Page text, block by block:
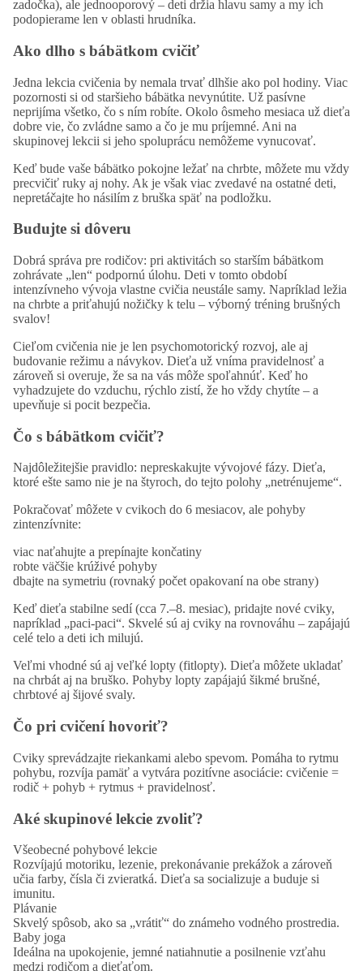
zadočka), ale jednooporový – deti držia hlavu samy a my ich
podopierame len v oblasti hrudníka.
Ako dlho s bábätkom cvičiť
Jedna lekcia cvičenia by nemala trvať dlhšie ako pol hodiny. Viac
pozornosti si od staršieho bábätka nevynútite. Už pasívne
neprijíma všetko, čo s ním robíte. Okolo ôsmeho mesiaca už dieťa
dobre vie, čo zvládne samo a čo je mu príjemné. Ani na
skupinovej lekcii si jeho spoluprácu nemôžeme vynucovať.
Keď bude vaše bábätko pokojne ležať na chrbte, môžete mu vždy
precvičiť ruky aj nohy. Ak je však viac zvedavé na ostatné deti,
nepretáčajte ho násilím z bruška späť na podložku.
Budujte si dôveru
Dobrá správa pre rodičov: pri aktivitách so starším bábätkom
zohrávate „len“ podpornú úlohu. Deti v tomto období
intenzívneho vývoja vlastne cvičia neustále samy. Napríklad ležia
na chrbte a priťahujú nožičky k telu – výborný tréning brušných
svalov!
Cieľom cvičenia nie je len psychomotorický rozvoj, ale aj
budovanie režimu a návykov. Dieťa už vníma pravidelnosť a
zároveň si overuje, že sa na vás môže spoľahnúť. Keď ho
vyhadzujete do vzduchu, rýchlo zistí, že ho vždy chytíte – a
upevňuje si pocit bezpečia.
Čo s bábätkom cvičiť?
Najdôležitejšie pravidlo: nepreskakujte vývojové fázy. Dieťa,
ktoré ešte samo nie je na štyroch, do tejto polohy „netrénujeme“.
Pokračovať môžete v cvikoch do 6 mesiacov, ale pohyby
zintenzívnite:
viac naťahujte a prepínajte končatiny
robte väčšie krúživé pohyby
dbajte na symetriu (rovnaký počet opakovaní na obe strany)
Keď dieťa stabilne sedí (cca 7.–8. mesiac), pridajte nové cviky,
napríklad „paci-paci“. Skvelé sú aj cviky na rovnováhu – zapájajú
celé telo a deti ich milujú.
Veľmi vhodné sú aj veľké lopty (fitlopty). Dieťa môžete ukladať
na chrbát aj na bruško. Pohyby lopty zapájajú šikmé brušné,
chrbtové aj šijové svaly.
Čo pri cvičení hovoriť?
Cviky sprevádzajte riekankami alebo spevom. Pomáha to rytmu
pohybu, rozvíja pamäť a vytvára pozitívne asociácie: cvičenie =
rodič + pohyb + rytmus + pravidelnosť.
Aké skupinové lekcie zvoliť?
Všeobecné pohybové lekcie
Rozvíjajú motoriku, lezenie, prekonávanie prekážok a zároveň
učia farby, čísla či zvieratká. Dieťa sa socializuje a buduje si
imunitu.
Plávanie
Skvelý spôsob, ako sa „vrátiť“ do známeho vodného prostredia.
Baby joga
Ideálna na upokojenie, jemné natiahnutie a posilnenie vzťahu
medzi rodičom a dieťaťom.